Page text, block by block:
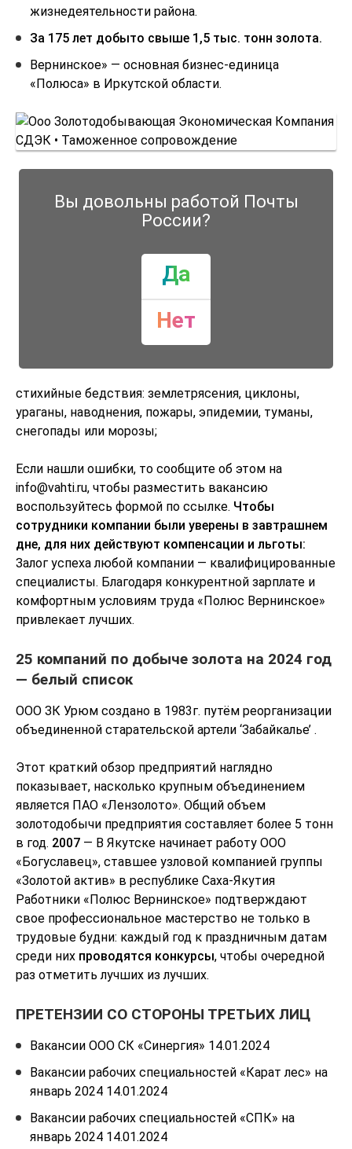
жизнедеятельности района.
За 175 лет добыто свыше 1,5 тыс. тонн золота.
Вернинское» — основная бизнес-единица
«Полюса» в Иркутской области.
Вы довольны работой Почты
России?
Да
Нет
стихийные бедствия: землетрясения, циклоны,
ураганы, наводнения, пожары, эпидемии, туманы,
снегопады или морозы;
Если нашли ошибки, то сообщите об этом на
info@vahti.ru, чтобы разместить вакансию
воспользуйтесь формой по ссылке. Чтобы
сотрудники компании были уверены в завтрашнем
дне, для них действуют компенсации и льготы:
Залог успеха любой компании — квалифицированные
специалисты. Благодаря конкурентной зарплате и
комфортным условиям труда «Полюс Вернинское»
привлекает лучших.
25 компаний по добыче золота на 2024 год
— белый список
ООО ЗК Урюм создано в 1983г. путём реорганизации
объединенной старательской артели ‘Забайкалье’ .
Этот краткий обзор предприятий наглядно
показывает, насколько крупным объединением
является ПАО «Лензолото». Общий объем
золотодобычи предприятия составляет более 5 тонн
в год. 2007 — В Якутске начинает работу ООО
«Богуславец», ставшее узловой компанией группы
«Золотой актив» в республике Саха-Якутия
Работники «Полюс Вернинское» подтверждают
свое профессиональное мастерство не только в
трудовые будни: каждый год к праздничным датам
среди них проводятся конкурсы, чтобы очередной
раз отметить лучших из лучших.
ПРЕТЕНЗИИ СО СТОРОНЫ ТРЕТЬИХ ЛИЦ
Вакансии ООО СК «Синергия» 14.01.2024
Вакансии рабочих специальностей «Карат лес» на
январь 2024 14.01.2024
Вакансии рабочих специальностей «СПК» на
январь 2024 14.01.2024